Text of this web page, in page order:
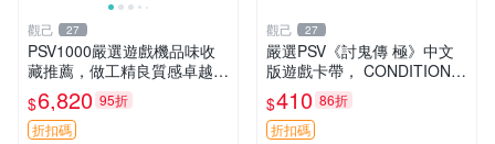
觀己 27
PSV1000嚴選遊戲機品味收
藏推薦，做工精良質感卓越
屏幕表現領先一代 無塑料廉
感 上手順滑 psv1000 psv100
0電玩 psv1000遊戲機
$6,820 95折
折扣碼
觀己 27
嚴選PSV《討鬼傳 極》中文
版遊戲卡帶， CONDITION尚
佳，日常使用留痕，運作順
暢，適合收藏。討鬼傳極 PS
V 主機 卡帶
$410 86折
折扣碼